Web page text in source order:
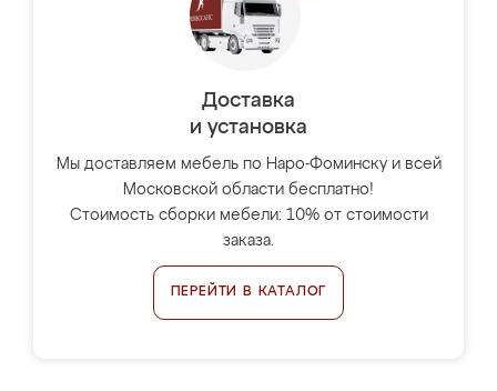
Доставка
и установка
Мы доставляем мебель по Наро-Фоминску и всей
Московской области бесплатно!
Стоимость сборки мебели: 10% от стоимости
заказа.
ПЕРЕЙТИ В КАТАЛОГ